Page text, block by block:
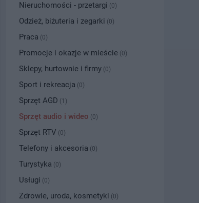
Nieruchomości - przetargi (0)
Odzież, biżuteria i zegarki (0)
Praca (0)
Promocje i okazje w mieście (0)
Sklepy, hurtownie i firmy (0)
Sport i rekreacja (0)
Sprzęt AGD (1)
Sprzęt audio i wideo (0)
Sprzęt RTV (0)
Telefony i akcesoria (0)
Turystyka (0)
Usługi (0)
Zdrowie, uroda, kosmetyki (0)